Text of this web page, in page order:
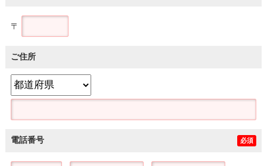
〒
ご住所
電話番号 必須